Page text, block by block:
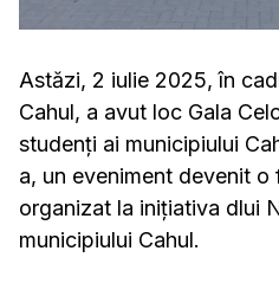
Astăzi, 2 iulie 2025, în
Cahul, a avut loc Gala
studenți ai municipiului
a, un eveniment devenit o
organizat la inițiativa dlui
municipiului Cahul.